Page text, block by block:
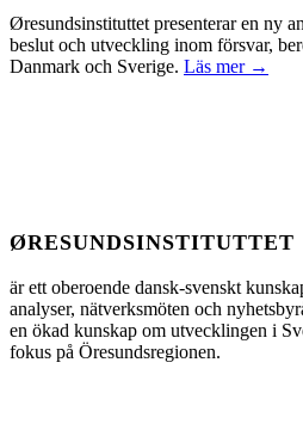
Øresundsinstituttet presenterar en ny
beslut och utveckling inom försvar,
Danmark och Sverige. Läs mer →
ØRESUNDSINSTITUTTET
är ett oberoende dansk-svenskt
analyser, nätverksmöten och
en ökad kunskap om utvecklingen i
fokus på Öresundsregionen.